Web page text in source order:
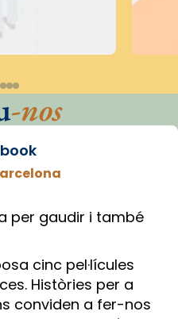
-nos
per gaudir i també
cinc pel·lícules
Històries per a
conviden a fer-nos